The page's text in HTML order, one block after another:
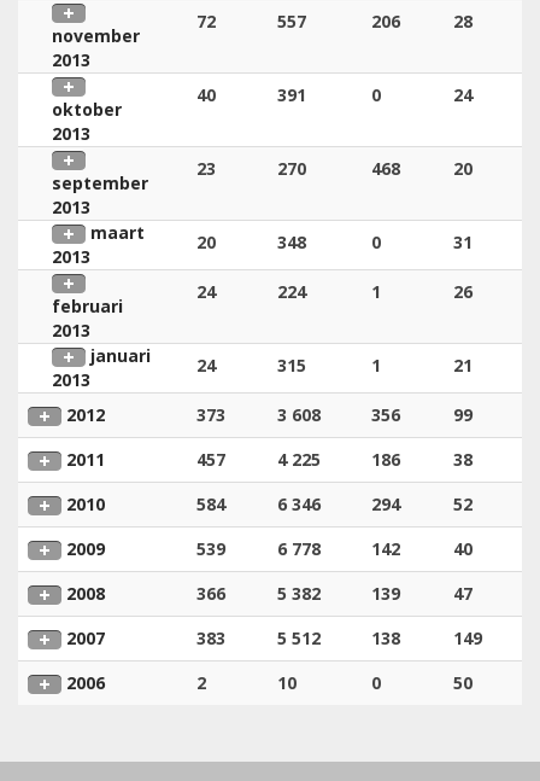
november
2013
72 557 206 28
oktober
2013
40 391 0 24
september
2013
23 270 468 20
maart
2013
20 348 0 31
februari
2013
24 224 1 26
januari
2013
24 315 1 21
2012 373 3 608 356
99
2011
457 4 225 186
38
2010
584 6 346 294
52
2009
539 6 778 142
40
2008
366 5 382 139
47
2007
383 5 512 138
149
2006
2 10 0 50